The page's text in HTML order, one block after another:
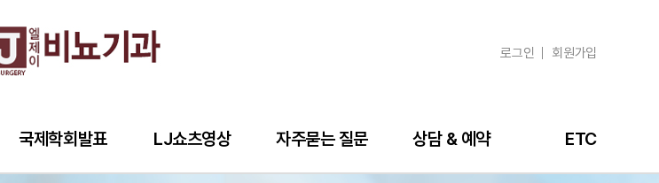
로그인 회원가입
국제학회발표 LJ쇼츠영상 자주묻는 질문 상담 & 예약 ETC